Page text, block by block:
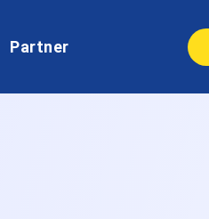
Partner